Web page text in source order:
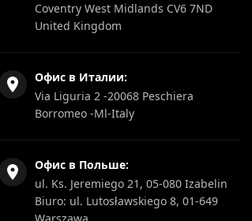
Coventry West Midlands CV6 7ND
United Kingdom
Офис в Италии:
Via Liguria 2 -20068 Peschiera
Borromeo -Ml-Italy
Офис в Польше:
ul. Ks. Jeremiego 21, 05-080 Izabelin
Biuro: ul. Lutosławskiego 8, 01-649